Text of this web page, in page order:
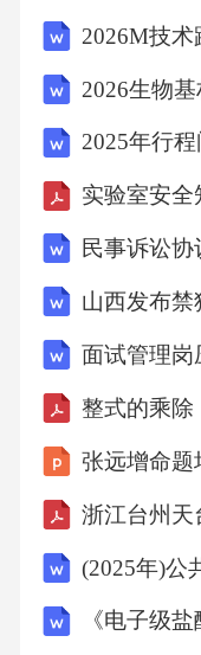
2026M技
2025年行
实验室安全
民事诉讼
山西发布禁
面试管理岗
张远增命题
(2025年)公
《电子级盐